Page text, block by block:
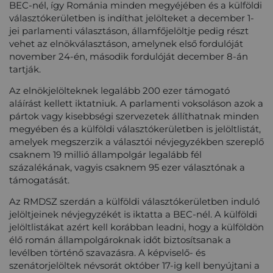
BEC-nél, így Románia minden megyéjében és a külföldi
választókerületben is indíthat jelölteket a december 1-
jei parlamenti választáson, államfőjelöltje pedig részt
vehet az elnökválasztáson, amelynek első fordulóját
november 24-én, második fordulóját december 8-án
tartják.
Az elnökjelölteknek legalább 200 ezer támogató
aláírást kellett iktatniuk. A parlamenti voksoláson azok a
pártok vagy kisebbségi szervezetek állíthatnak minden
megyében és a külföldi választókerületben is jelöltlistát,
amelyek megszerzik a választói névjegyzékben szereplő
csaknem 19 millió állampolgár legalább fél
százalékának, vagyis csaknem 95 ezer választónak a
támogatását.
Az RMDSZ szerdán a külföldi választókerületben induló
jelöltjeinek névjegyzékét is iktatta a BEC-nél. A külföldi
jelöltlistákat azért kell korábban leadni, hogy a külföldön
élő román állampolgároknak időt biztosítsanak a
levélben történő szavazásra. A képviselő- és
szenátorjelöltek névsorát október 17-ig kell benyújtani a